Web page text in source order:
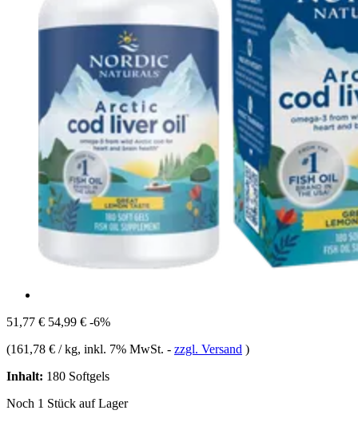
51,77 € 54,99 € -6%
(161,78 € / kg, inkl. 7% MwSt. - zzgl. Versand )
Inhalt: 180 Softgels
Noch 1 Stück auf Lager